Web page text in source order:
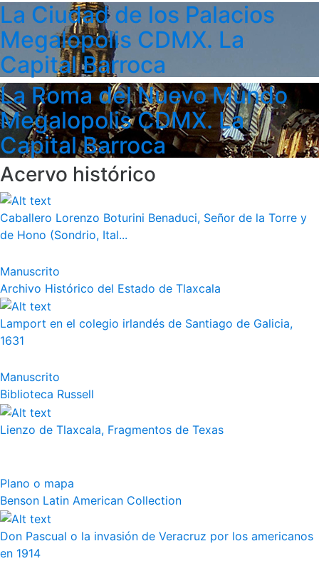
La Ciudad de los Palacios
Megalopolis CDMX. La
Capital Barroca
La Roma del Nuevo Mundo
Megalopolis CDMX. La
Capital Barroca
Acervo histórico
Caballero Lorenzo Boturini Benaduci, Señor de la Torre y
de Hono (Sondrio, Ital...
Manuscrito
Archivo Histórico del Estado de Tlaxcala
Lamport en el colegio irlandés de Santiago de Galicia,
1631
Manuscrito
Biblioteca Russell
Lienzo de Tlaxcala, Fragmentos de Texas
Plano o mapa
Benson Latin American Collection
Don Pascual o la invasión de Veracruz por los americanos
en 1914